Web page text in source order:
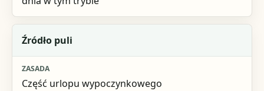
Źródło puli
Część urlopu wypoczynkowego